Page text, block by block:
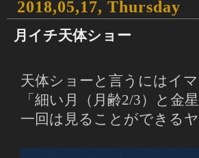
2018,05,17, Thursday
月イチ天体ショー
天体ショーと言うにはイマ
「細い月（月齢2/3）と金
一回は見ることができるヤ